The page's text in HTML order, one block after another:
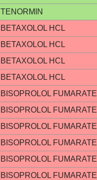
TENORMIN
BETAXOLOL HCL
BETAXOLOL HCL
BETAXOLOL HCL
BETAXOLOL HCL
BISOPROLOL FUMARATE
BISOPROLOL FUMARATE
BISOPROLOL FUMARATE
BISOPROLOL FUMARATE
BISOPROLOL FUMARATE
BISOPROLOL FUMARATE